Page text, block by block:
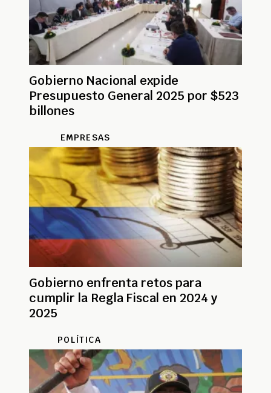
Gobierno Nacional expide
Presupuesto General 2025 por $523
billones
EMPRESAS
Gobierno enfrenta retos para
cumplir la Regla Fiscal en 2024 y
2025
POLÍTICA